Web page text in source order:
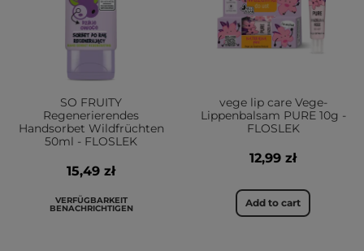
SO FRUITY
Regenerierendes
Handsorbet Wildfrüchten
50ml - FLOSLEK
15,49 zł
VERFÜGBARKEIT
BENACHRICHTIGEN
vege lip care Vege-
Lippenbalsam PURE 10g -
FLOSLEK
12,99 zł
Add to cart